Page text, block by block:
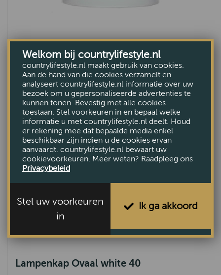
Lampenkap Rond white 30
VAN €57,20
VOOR €17,-
Lampenkap Ovaal white 40
Welkom bij countrylifestyle.nl
countrylifestyle.nl maakt gebruik van cookies.
Aan de hand van die cookies verzamelt en
analyseert countrylifestyle.nl informatie over uw
bezoek om u gepersonaliseerde advertenties te
kunnen tonen. Bevestig met alle cookies
toestaan. Stel voorkeuren in en bepaal welke
informatie u met countrylifestyle.nl deelt. Houd
er rekening mee dat bepaalde media enkel
beschikbaar zijn indien u de cookies ervan
aanvaardt. countrylifestyle.nl bewaart uw
cookievoorkeuren. Meer weten? Raadpleeg ons
Privacybeleid
Stel uw voorkeuren
in
Ik ga akkoord